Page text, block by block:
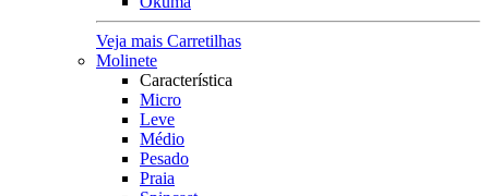
Veja mais Carretilhas
Molinete
Característica
Micro
Leve
Médio
Pesado
Praia